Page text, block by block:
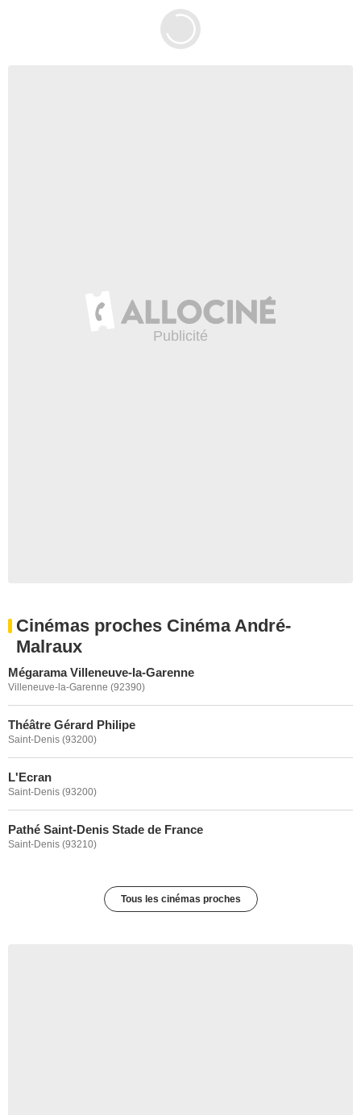
Cinémas proches Cinéma André-
Malraux
Mégarama Villeneuve-la-Garenne
Villeneuve-la-Garenne (92390)
Théâtre Gérard Philipe
Saint-Denis (93200)
L'Ecran
Saint-Denis (93200)
Pathé Saint-Denis Stade de France
Saint-Denis (93210)
Tous les cinémas proches